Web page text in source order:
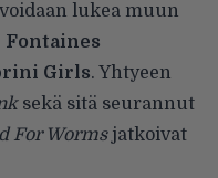
lukea muun
Fontaines
Girls. Yhtyeen
sekä sitä seurannut
For Worms jatkoivat